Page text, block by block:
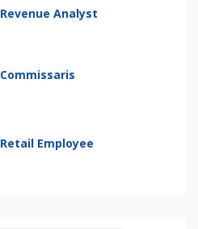
Revenue Analyst
Commissaris
Retail Employee